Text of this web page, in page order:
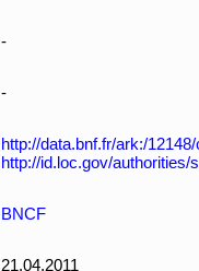
-
-
http://data.bnf.fr/ark:/
http://id.loc.gov/authorities/
BNCF
21.04.2011